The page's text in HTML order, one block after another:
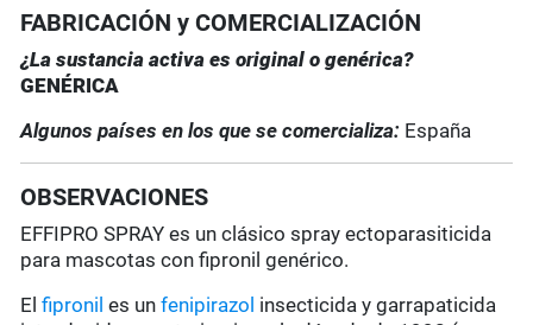
FABRICACIÓN y COMERCIALIZACIÓN
¿La sustancia activa es original o genérica?
GENÉRICA
Algunos países en los que se comercializa: España
OBSERVACIONES
EFFIPRO SPRAY es un clásico spray ectoparasiticida
para mascotas con fipronil genérico.
Elfipronil es unfenipirazol insecticida y garrapaticida